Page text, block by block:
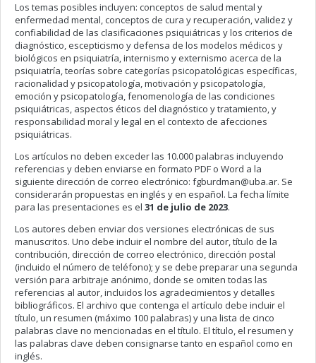
Los temas posibles incluyen: conceptos de salud mental y
enfermedad mental, conceptos de cura y recuperación, validez y
confiabilidad de las clasificaciones psiquiátricas y los criterios de
diagnóstico, escepticismo y defensa de los modelos médicos y
biológicos en psiquiatría, internismo y externismo acerca de la
psiquiatría, teorías sobre categorías psicopatológicas específicas,
racionalidad y psicopatología, motivación y psicopatología,
emoción y psicopatología, fenomenología de las condiciones
psiquiátricas, aspectos éticos del diagnóstico y tratamiento, y
responsabilidad moral y legal en el contexto de afecciones
psiquiátricas.
Los artículos no deben exceder las 10.000 palabras incluyendo
referencias y deben enviarse en formato PDF o Word a la
siguiente dirección de correo electrónico: fgburdman@uba.ar. Se
considerarán propuestas en inglés y en español. La fecha límite
para las presentaciones es el 31 de julio de 2023.
Los autores deben enviar dos versiones electrónicas de sus
manuscritos. Uno debe incluir el nombre del autor, título de la
contribución, dirección de correo electrónico, dirección postal
(incluido el número de teléfono); y se debe preparar una segunda
versión para arbitraje anónimo, donde se omiten todas las
referencias al autor, incluidos los agradecimientos y detalles
bibliográficos. El archivo que contenga el artículo debe incluir el
título, un resumen (máximo 100 palabras) y una lista de cinco
palabras clave no mencionadas en el título. El título, el resumen y
las palabras clave deben consignarse tanto en español como en
inglés.